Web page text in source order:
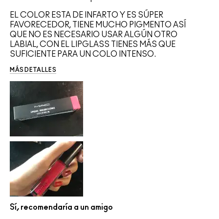
EL COLOR ESTA DE INFARTO Y ES SÚPER
FAVORECEDOR, TIENE MUCHO PIGMENTO ASÍ
QUE NO ES NECESARIO USAR ALGÚN OTRO
LABIAL, CON EL LIPGLASS TIENES MÁS QUE
SUFICIENTE PARA UN COLO INTENSO.
MÁS DETALLES
Sí, recomendaría a un amigo